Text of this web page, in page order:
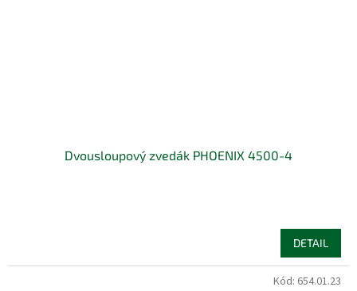
Dvousloupový zvedák PHOENIX 4500-4
DETAIL
Kód: 654.01.23